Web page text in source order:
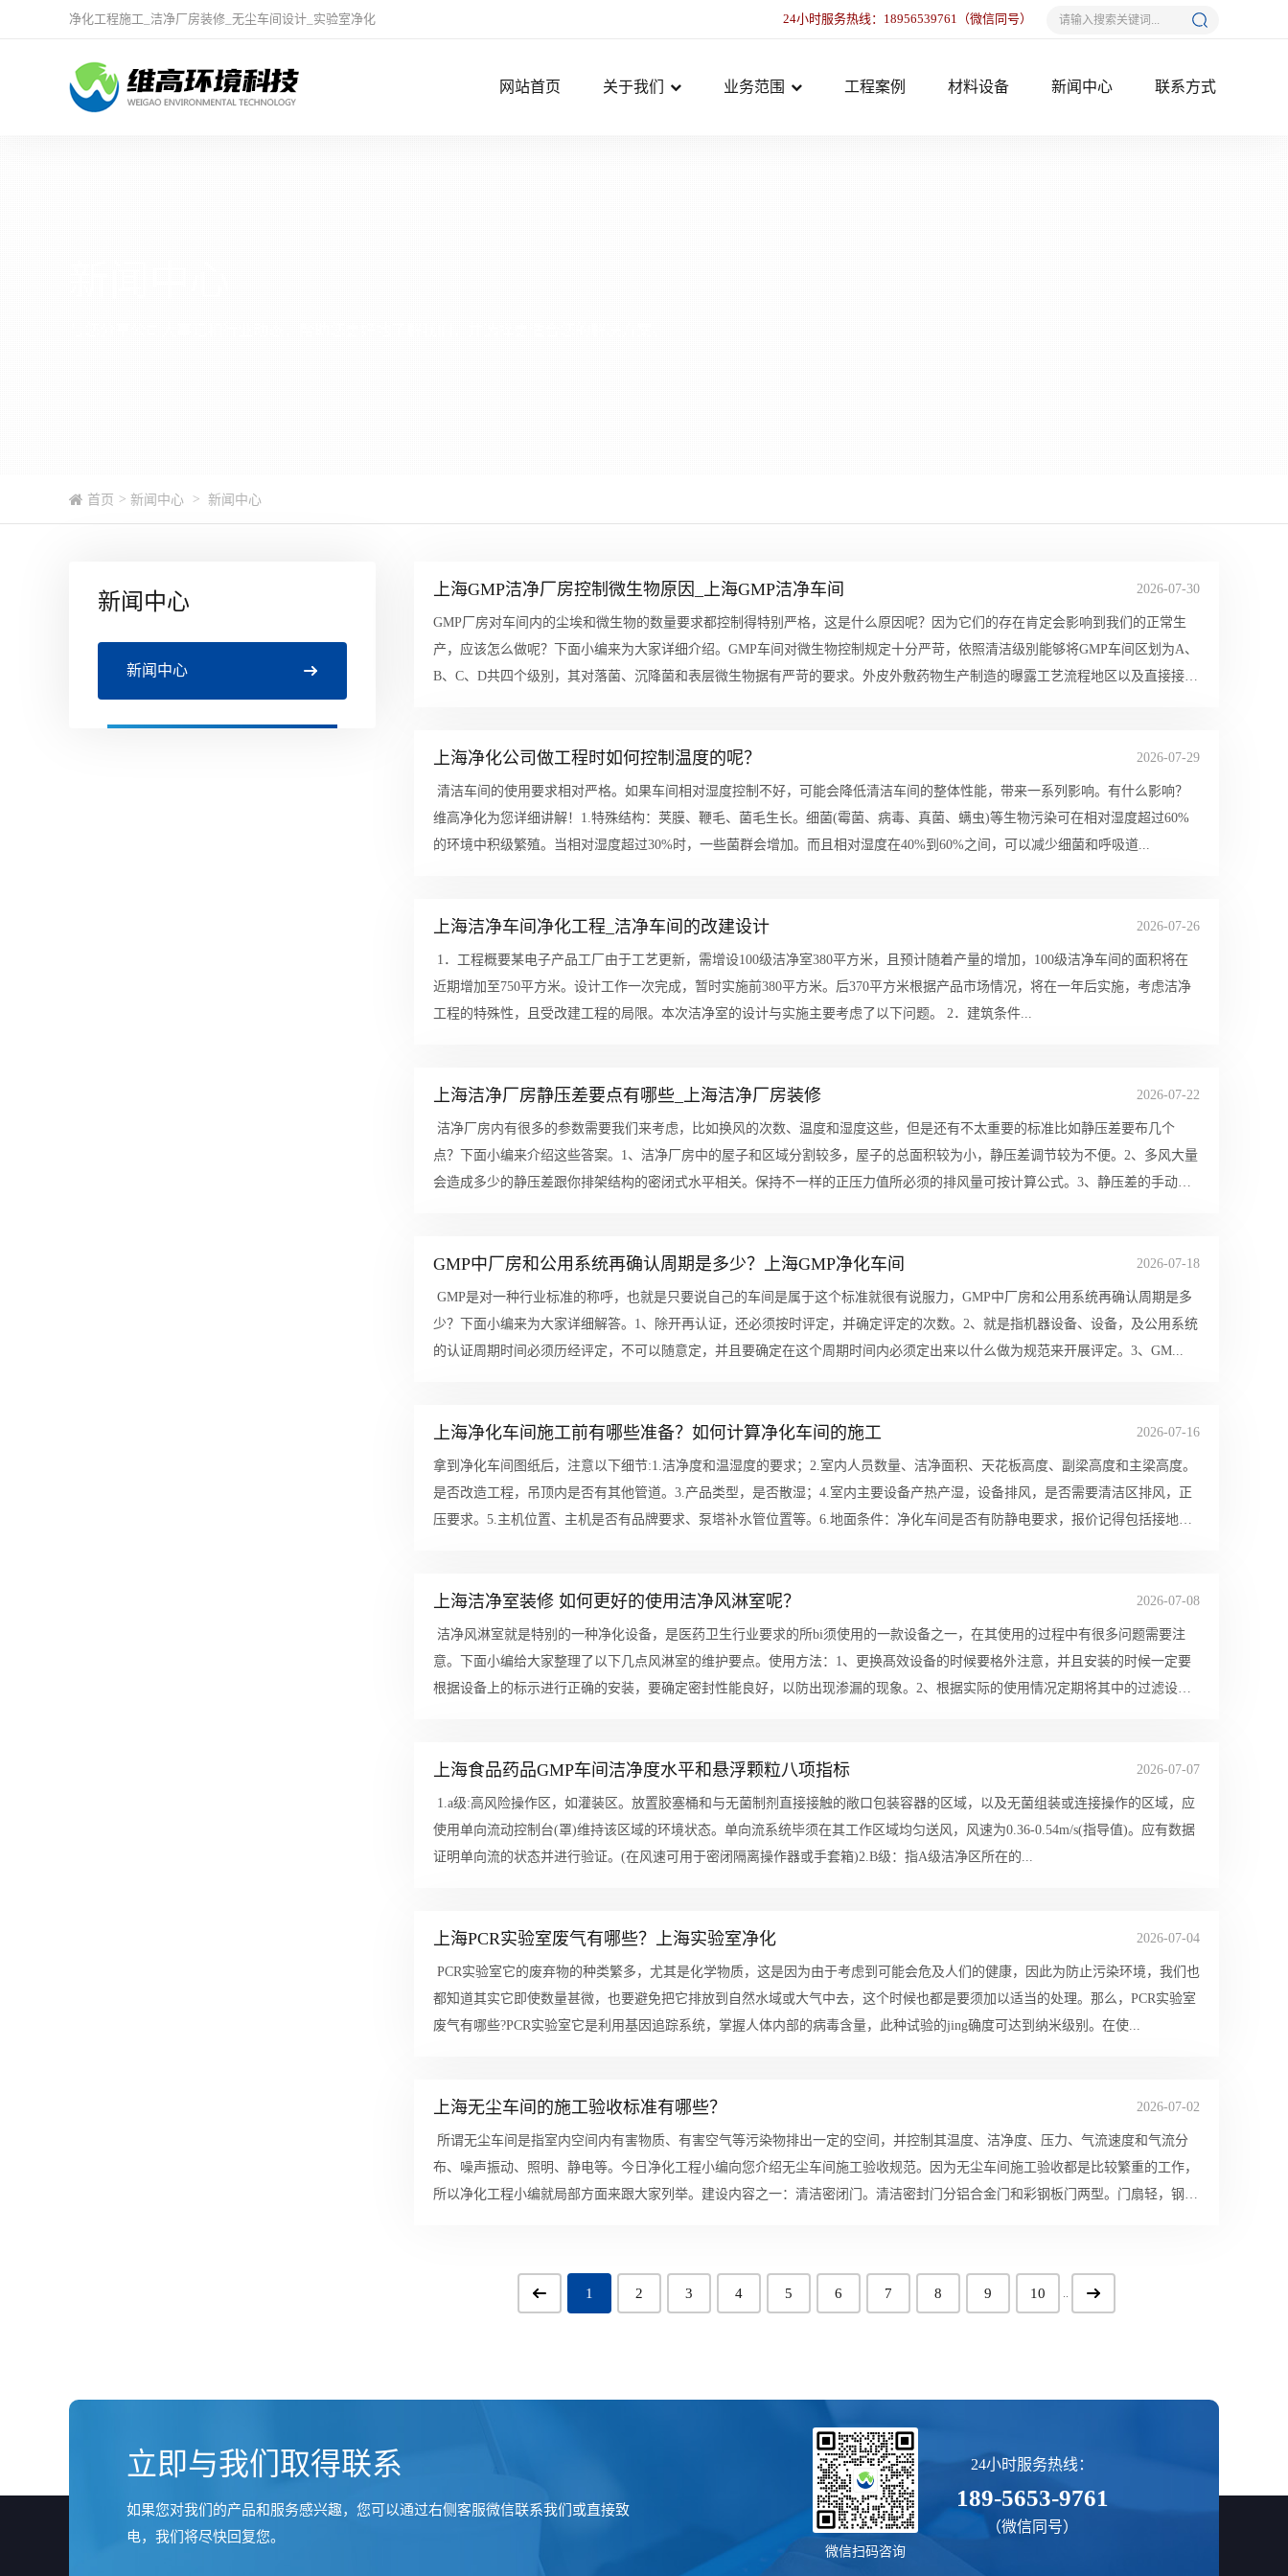
净化工程施工 洁净厂房装修 无尘车间设计 实验室净化 24小时服务热线： 18956539761 （微信同号）
网站首页 关于我们 业务范围 工程案例 材料设备 新闻中心 联系方式
首页 > 新闻中心 > 新闻中心
新闻中心
新闻中心
上海GMP洁净厂房控制微生物原因_上海GMP洁净车间 2026-07-30
GMP厂房对车间内的尘埃和微生物的数量要求都控制得特别严格，这是什么原因呢？因为它们的存在肯定会影响到我们的正常生
产，应该怎么做呢？下面小编来为大家详细介绍。GMP车间对微生物控制规定十分严苛，依照清洁级別能够将GMP车间区划为A、
B、C、D共四个级別，其对落菌、沉降菌和表层微生物据有严苛的要求。外皮外敷药物生产制造的曝露工艺流程地区以及直接接触
上海净化公司做工程时如何控制温度的呢？ 2026-07-29
清洁车间的使用要求相对严格。如果车间相对湿度控制不好，可能会降低清洁车间的整体性能，带来一系列影响。有什么影响？
维高净化为您详细讲解！1.特殊结构：荚膜、鞭毛、菌毛生长。细菌(霉菌、病毒、真菌、螨虫)等生物污染可在相对湿度超过60%
的环境中积级繁殖。当相对湿度超过30%时，一些菌群会增加。而且相对湿度在40%到60%之间，可以减少细菌和呼吸道...
上海洁净车间净化工程_洁净车间的改建设计 2026-07-26
1．工程概要某电子产品工厂由于工艺更新，需增设100级洁净室380平方米，且预计随着产量的增加，100级洁净车间的面积将在
近期增加至750平方米。设计工作一次完成，暂时实施前380平方米。后370平方米根据产品市场情况，将在一年后实施，考虑洁净
工程的特殊性，且受改建工程的局限。本次洁净室的设计与实施主要考虑了以下问题。 2．建筑条件...
上海洁净厂房静压差要点有哪些_上海洁净厂房装修 2026-07-22
洁净厂房内有很多的参数需要我们来考虑，比如换风的次数、温度和湿度这些，但是还有不太重要的标准比如静压差要布几个
点？下面小编来介绍这些答案。1、洁净厂房中的屋子和区域分割较多，屋子的总面积较为小，静压差调节较为不便。2、多风大量
会造成多少的静压差跟你排架结构的密闭式水平相关。保持不一样的正压力值所必须的排风量可按计算公式。3、静压差的手动式
GMP中厂房和公用系统再确认周期是多少？上海GMP净化车间 2026-07-18
GMP是对一种行业标准的称呼，也就是只要说自己的车间是属于这个标准就很有说服力，GMP中厂房和公用系统再确认周期是多
少？下面小编来为大家详细解答。1、除开再认证，还必须按时评定，并确定评定的次数。2、就是指机器设备、设备，及公用系统
的认证周期时间必须历经评定，不可以随意定，并且要确定在这个周期时间内必须定出来以什么做为规范来开展评定。3、GM...
上海净化车间施工前有哪些准备？如何计算净化车间的施工 2026-07-16
拿到净化车间图纸后，注意以下细节:1.洁净度和温湿度的要求；2.室内人员数量、洁净面积、天花板高度、副梁高度和主梁高度。
是否改造工程，吊顶内是否有其他管道。3.产品类型，是否散湿；4.室内主要设备产热产湿，设备排风，是否需要清洁区排风，正
压要求。5.主机位置、主机是否有品牌要求、泵塔补水管位置等。6.地面条件：净化车间是否有防静电要求，报价记得包括接地
上海洁净室装修 如何更好的使用洁净风淋室呢？ 2026-07-08
洁净风淋室就是特别的一种净化设备，是医药卫生行业要求的所bi须使用的一款设备之一，在其使用的过程中有很多问题需要注
意。下面小编给大家整理了以下几点风淋室的维护要点。使用方法：1、更换髙效设备的时候要格外注意，并且安装的时候一定要
根据设备上的标示进行正确的安装，要确定密封性能良好，以防出现渗漏的现象。2、根据实际的使用情况定期将其中的过滤设备
上海食品药品GMP车间洁净度水平和悬浮颗粒八项指标 2026-07-07
1.a级:高风险操作区，如灌装区。放置胶塞桶和与无菌制剂直接接触的敞口包装容器的区域，以及无菌组装或连接操作的区域，应
使用单向流动控制台(罩)维持该区域的环境状态。单向流系统毕须在其工作区域均匀送风，风速为0.36-0.54m/s(指导值)。应有数据
证明单向流的状态并进行验证。(在风速可用于密闭隔离操作器或手套箱)2.B级：指A级洁净区所在的...
上海PCR实验室废气有哪些？上海实验室净化 2026-07-04
PCR实验室它的废弃物的种类繁多，尤其是化学物质，这是因为由于考虑到可能会危及人们的健康，因此为防止污染环境，我们也
都知道其实它即使数量甚微，也要避免把它排放到自然水域或大气中去，这个时候也都是要须加以适当的处理。那么，PCR实验室
废气有哪些?PCR实验室它是利用基因追踪系统，掌握人体内部的病毒含量，此种试验的jing确度可达到纳米级别。在使...
上海无尘车间的施工验收标准有哪些？ 2026-07-02
所谓无尘车间是指室内空间内有害物质、有害空气等污染物排出一定的空间，并控制其温度、洁净度、压力、气流速度和气流分
布、噪声振动、照明、静电等。今日净化工程小编向您介绍无尘车间施工验收规范。因为无尘车间施工验收都是比较繁重的工作，
所以净化工程小编就局部方面来跟大家列举。建设内容之一：清洁密闭门。清洁密封门分铝合金门和彩钢板门两型。门扇轻，钢性
1 2 3 4 5 6 7 8 9 10 ..
立即与我们取得联系
如果您对我们的产品和服务感兴趣，您可以通过右侧客服微信联系我们或直接致
电，我们将尽快回复您。
微信扫码咨询
24小时服务热线：
189-5653-9761
（微信同号）